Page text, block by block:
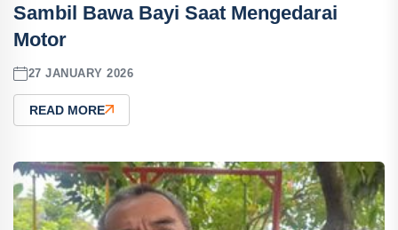
Sambil Bawa Bayi Saat Mengedarai
Motor
27 JANUARY 2026
READ MORE